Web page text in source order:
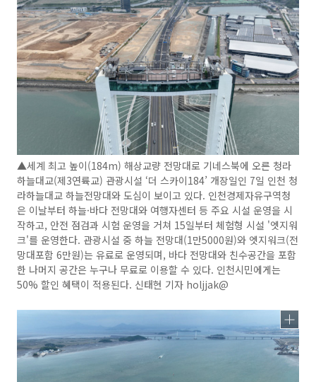
▲세계 최고 높이(184m) 해상교량 전망대로 기네스북에 오른 청라
하늘대교(제3연륙교) 관광시설 ‘더 스카이184’ 개장일인 7일 인천 청
라하늘대교 하늘전망대와 도심이 보이고 있다. 인천경제자유구역청
은 이날부터 하늘·바다 전망대와 여행자센터 등 주요 시설 운영을 시
작하고, 안전 점검과 시험 운영을 거쳐 15일부터 체험형 시설 '엣지워
크'를 운영한다. 관광시설 중 하늘 전망대(1만5000원)와 엣지워크(전
망대포함 6만원)는 유료로 운영되며, 바다 전망대와 친수공간을 포함
한 나머지 공간은 누구나 무료로 이용할 수 있다. 인천시민에게는
50% 할인 혜택이 적용된다. 신태현 기자 holjjak@